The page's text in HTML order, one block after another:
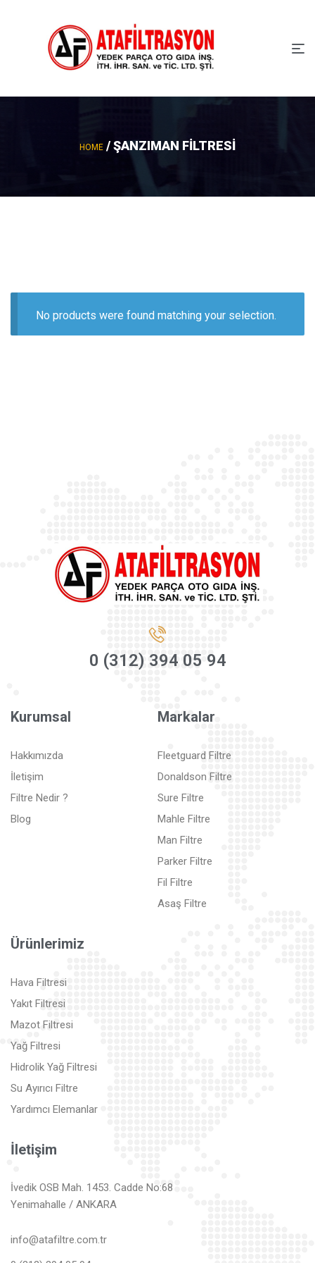
HOME / ŞANZIMAN FİLTRESİ
No products were found matching your selection.
0 (312) 394 05 94
Kurumsal
Hakkımızda
İletişim
Filtre Nedir ?
Blog
Markalar
Fleetguard Filtre
Donaldson Filtre
Sure Filtre
Mahle Filtre
Man Filtre
Parker Filtre
Fil Filtre
Asaş Filtre
Ürünlerimiz
Hava Filtresi
Yakıt Filtresi
Mazot Filtresi
Yağ Filtresi
Hidrolik Yağ Filtresi
Su Ayırıcı Filtre
Yardımcı Elemanlar
İletişim
İvedik OSB Mah. 1453. Cadde No:68
Yenimahalle / ANKARA
info@atafiltre.com.tr